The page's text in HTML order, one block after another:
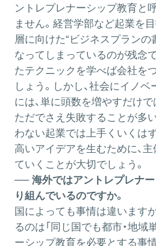
ントレプレナーシップ教育と
ません。経営学部など起業を
層に向けた“ビジネスプランの
なってしまっているのが残念
たテクニックを学べば会社を
しょう。しかし、社会にイノ
には、単に頭数を増やすだけで
ただでさえ失敗することが多
わない起業では上手くいくは
高いアイデアを生むために、
ていくことが大切でしょう。
── 海外ではアントレプレナ
り組んでいるのですか。
国によっても事情は違います
るのは「同じ国でも都市・地
ーシップ教育を必要とする事